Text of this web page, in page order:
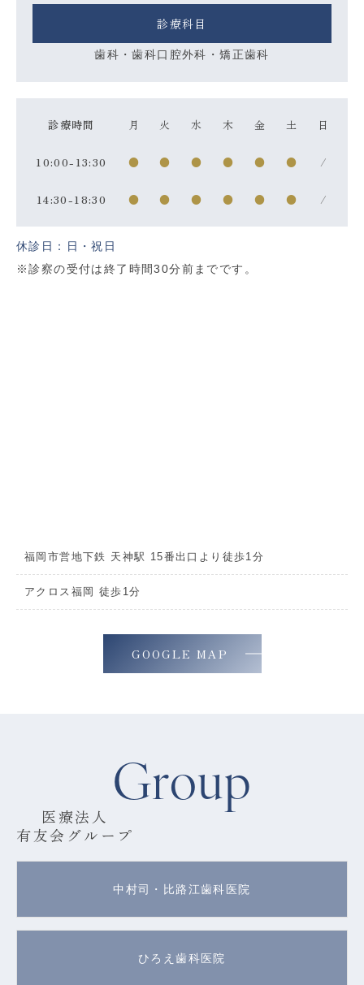
診療科目
歯科・歯科口腔外科・矯正歯科
診療時間 月 火 水 木 金 土 日
10:00-13:30 ● ● ● ● ● ● /
14:30-18:30 ● ● ● ● ● ● /
休診日：日・祝日
※診察の受付は終了時間30分前までです。
福岡市営地下鉄 天神駅 15番出口より徒歩1分
アクロス福岡 徒歩1分
GOOGLE MAP
Group
医療法人
有友会グループ
中村司・比路江歯科医院
ひろえ歯科医院